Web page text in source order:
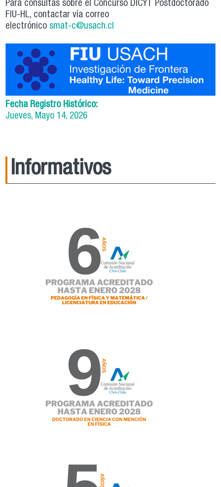
Para consultas sobre el Concurso DICYT Postdoctorado
FIU-HL, contactar vía correo
electrónicosmat-c@usach.cl
Fecha Registro Histórico:
Jueves, Mayo 14, 2026
Informativos